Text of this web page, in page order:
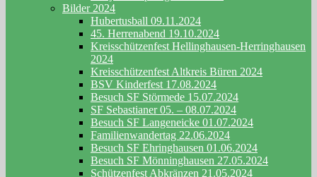
Bilder 2024
Hubertusball 09.11.2024
45. Herrenabend 19.10.2024
Kreisschützenfest Hellinghausen-Herringhausen
2024
Kreisschützenfest Altkreis Büren 2024
BSV Kinderfest 17.08.2024
Besuch SF Störmede 15.07.2024
SF Sebastianer 05. – 08.07.2024
Besuch SF Langeneicke 01.07.2024
Familienwandertag 22.06.2024
Besuch SF Ehringhausen 01.06.2024
Besuch SF Mönninghausen 27.05.2024
Schützenfest Abkränzen 21.05.2024